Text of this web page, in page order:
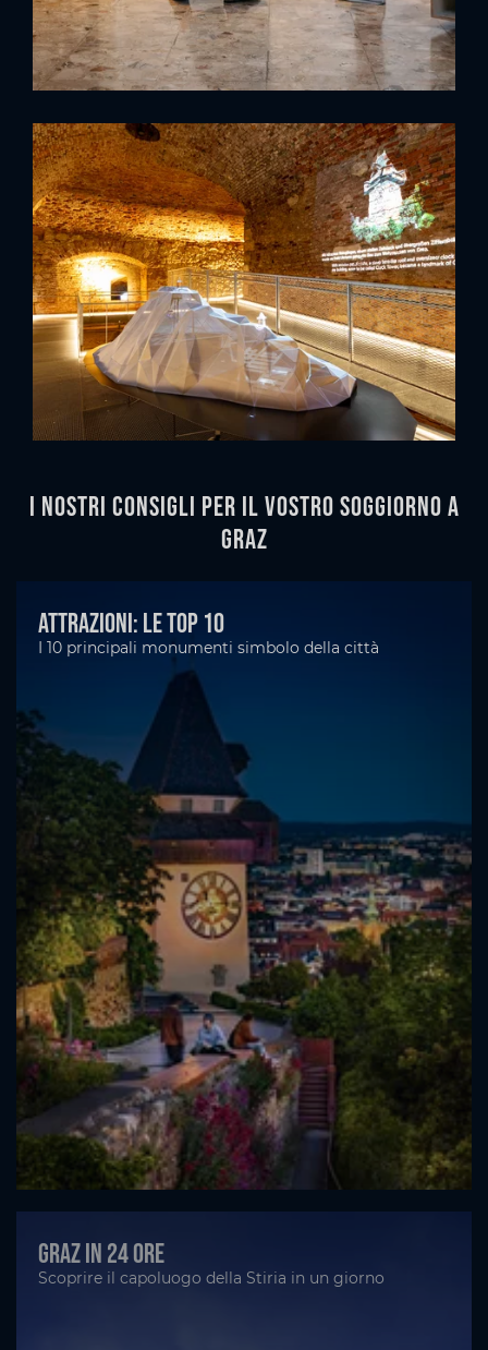
I nostri consigli per il vostro soggiorno a
Graz
Attrazioni: le top 10
I 10 principali monumenti simbolo della città
Graz in 24 ore
Scoprire il capoluogo della Stiria in un giorno